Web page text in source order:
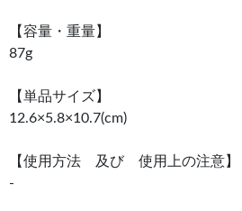
【容量・重量】
87g
【単品サイズ】
12.6×5.8×10.7(cm)
【使用方法 及び 使用上の注意】
-